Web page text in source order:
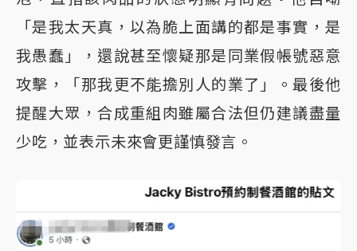
「是我太天真，以為脆上面講的都是事實，是
我愚蠢」，還說甚至懷疑那是同業假帳號惡意
攻擊，「那我更不能擔別人的業了」。最後他
提醒大眾，合成重組肉雖屬合法但仍建議盡量
少吃，並表示未來會更謹慎發言。